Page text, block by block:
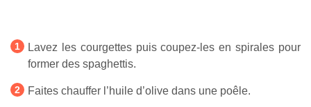
Lavez les courgettes puis coupez-les en spirales pour
former des spaghettis.
Faites chauffer l’huile d’olive dans une poêle.